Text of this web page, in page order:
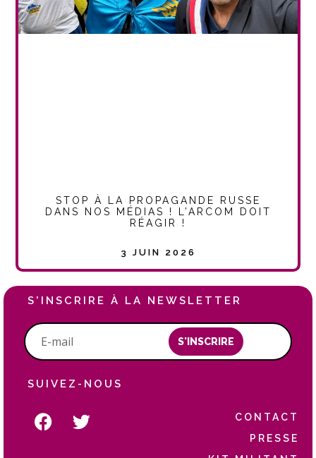
STOP À LA PROPAGANDE RUSSE
DANS NOS MÉDIAS ! L’ARCOM DOIT
RÉAGIR !
3 JUIN 2026
S'INSCRIRE À LA NEWSLETTER
S'INSCRIRE
SUIVEZ-NOUS
CONTACT
PRESSE